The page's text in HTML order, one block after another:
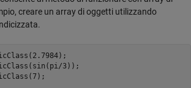
creare un array di oggetti utilizzando
3));